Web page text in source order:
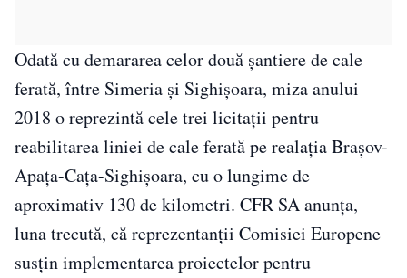
Odată cu demararea celor două şantiere de cale
ferată, între Simeria şi Sighişoara, miza anului
2018 o reprezintă cele trei licitaţii pentru
reabilitarea liniei de cale ferată pe realaţia Braşov-
Apaţa-Caţa-Sighişoara, cu o lungime de
aproximativ 130 de kilometri. CFR SA anunţa,
luna trecută, că reprezentanţii Comisiei Europene
susţin implementarea proiectelor pentru